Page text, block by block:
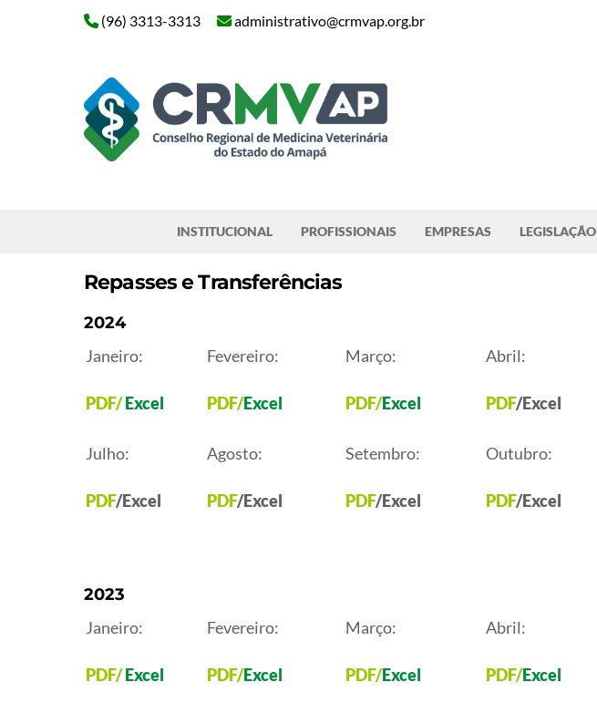
(96) 3313-3313
administrativo@crmvap.org.br
INSTITUCIONAL PROFISSIONAIS EMPRESAS LEGISLAÇÃO
Repasses e Transferências
2024
Janeiro:
PDF/Excel
Fevereiro:
PDF/Excel
Março:
PDF/Excel
Abril:
PDF/Excel
Julho:
PDF/Excel
Agosto:
PDF/Excel
Setembro:
PDF/Excel
Outubro:
PDF/Excel
2023
Janeiro:
PDF/Excel
Fevereiro:
PDF/Excel
Março:
PDF/Excel
Abril:
PDF/Excel